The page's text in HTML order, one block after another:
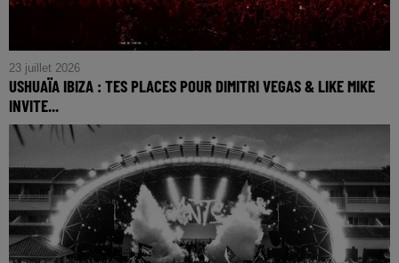
23 juillet 2026
USHUAÏA IBIZA : TES PLACES POUR DIMITRI VEGAS & LIKE MIKE
INVITE...